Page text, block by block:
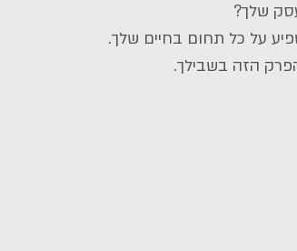
שלך?
על כל תחום בחיים שלך.
הזה בשבילך.